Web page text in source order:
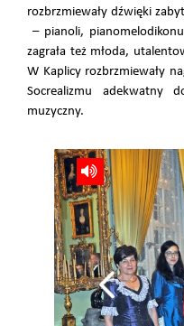
rozbrzmiewały dźwięki
– pianoli,
zagrała też młoda,
W Kaplicy rozbrzmiewały
Socrealizmu adekwatny
muzyczny.